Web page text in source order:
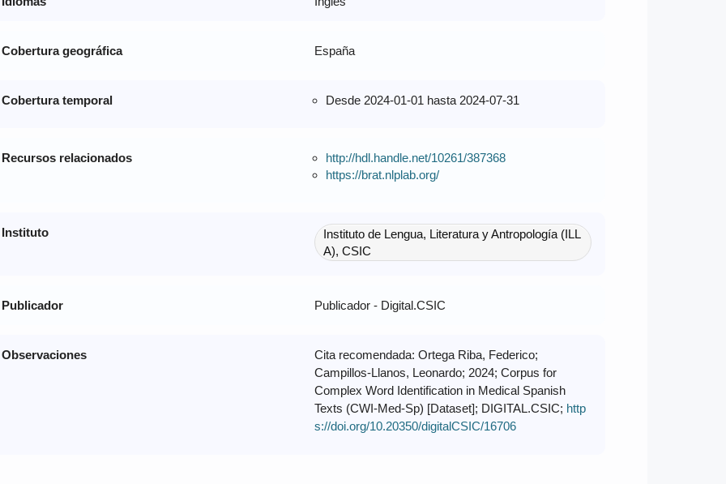
Cobertura geográfica España
Cobertura temporal Desde 2024-01-01 hasta 2024-07-31
Recursos relacionados
http://hdl.handle.net/10261/387368
https://brat.nlplab.org/
Instituto
Instituto de Lengua, Literatura y Antropología (ILL
A), CSIC
Publicador Publicador - Digital.CSIC
Observaciones
Cita recomendada: Ortega Riba, Federico;
Campillos-Llanos, Leonardo; 2024; Corpus for
Complex Word Identification in Medical Spanish
Texts (CWI-Med-Sp) [Dataset]; DIGITAL.CSIC; http
s://doi.org/10.20350/digitalCSIC/16706